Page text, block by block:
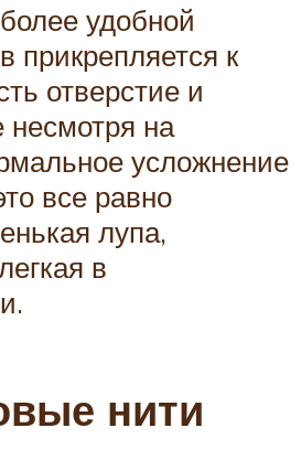
удобной
прикрепляется к
отверстие и
несмотря на
усложнение
все равно
лупа,
в
нити